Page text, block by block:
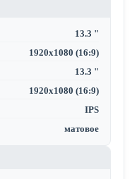
13.3 "
1920x1080 (16:9)
13.3 "
1920x1080 (16:9)
IPS
матовое